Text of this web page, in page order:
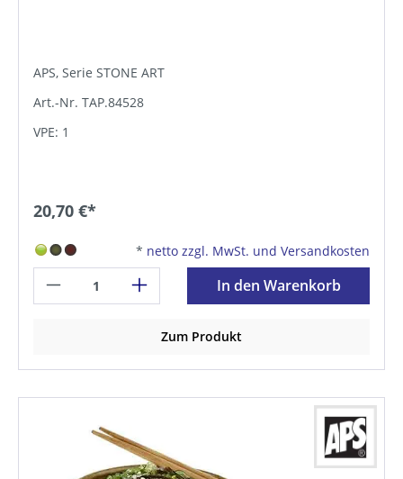
APS, Serie STONE ART
Art.-Nr. TAP.84528
VPE: 1
20,70 €*
* netto zzgl. MwSt. und Versandkosten
In den Warenkorb
Zum Produkt